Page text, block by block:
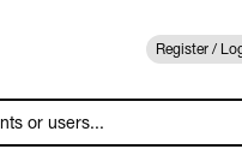
Register /